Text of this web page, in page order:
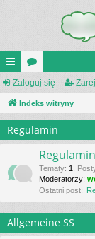
UI
C
K
_L
IN
or
a
Zaloguj się
Indeks witryny
Regulamin
Tematy: 1
Moderatorzy:
Ostatni post:
Allgemeine SS